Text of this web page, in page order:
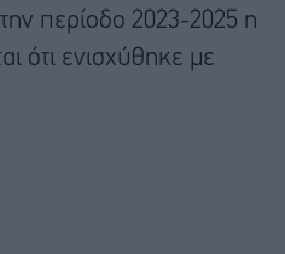
περίοδο 2023-2025 η
ότι ενισχύθηκε με